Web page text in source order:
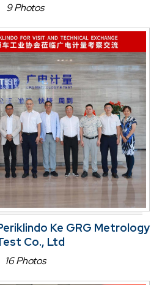
9 Photos
Ke GRG Metrology
Co., Ltd
16 Photos